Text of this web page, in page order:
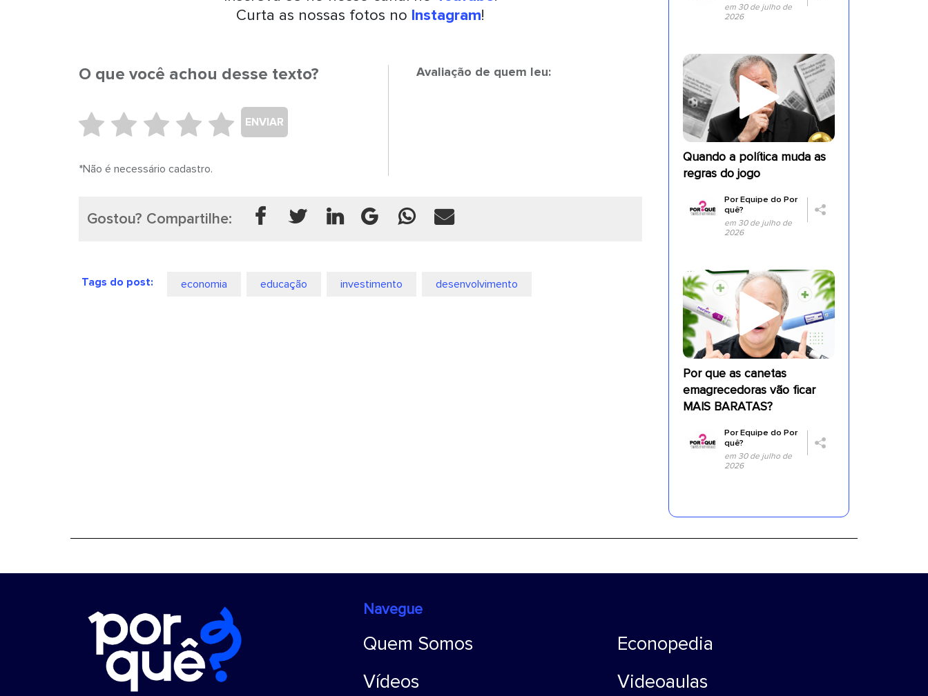
Curta as nossas fotos no Instagram!
O que você achou desse texto?
ENVIAR
*Não é necessário cadastro.
Avaliação de quem leu:
Gostou? Compartilhe:
Tags do post: economia educação investimento desenvolvimento
em 30 de julho de
2026
Quando a política muda as
regras do jogo
PorEquipe do Por
quê?
em 30 de julho de
2026
Por que as canetas
emagrecedoras vão ficar
MAIS BARATAS?
PorEquipe do Por
quê?
em 30 de julho de
2026
Navegue
Quem Somos
Vídeos
Econopedia
Videoaulas